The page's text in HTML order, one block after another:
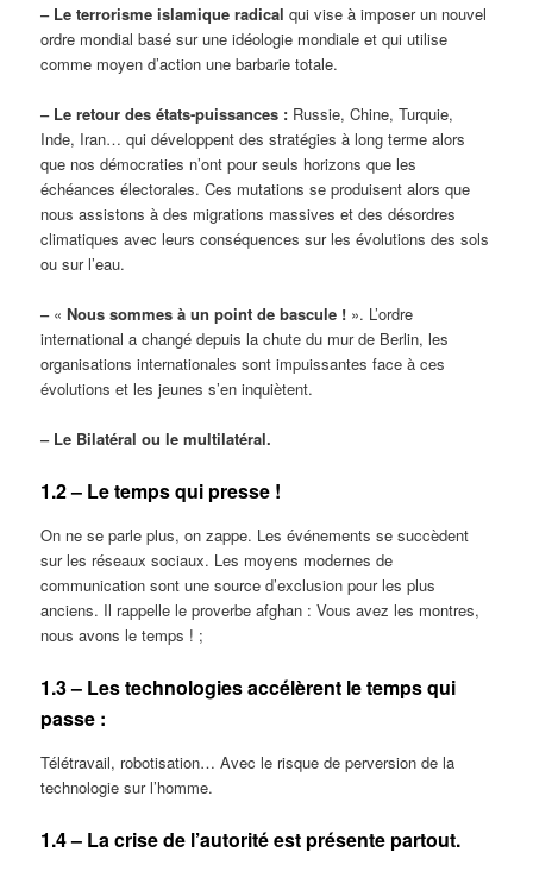
‒ Le terrorisme islamique radical qui vise à imposer un nouvel
ordre mondial basé sur une idéologie mondiale et qui utilise
comme moyen d’action une barbarie totale.
‒ Le retour des états-puissances : Russie, Chine, Turquie,
Inde, Iran… qui développent des stratégies à long terme alors
que nos démocraties n’ont pour seuls horizons que les
échéances électorales. Ces mutations se produisent alors que
nous assistons à des migrations massives et des désordres
climatiques avec leurs conséquences sur les évolutions des sols
ou sur l’eau.
‒ «Nous sommes à un point de bascule ! ». L’ordre
international a changé depuis la chute du mur de Berlin, les
organisations internationales sont impuissantes face à ces
évolutions et les jeunes s’en inquiètent.
‒ Le Bilatéral ou le multilatéral.
1.2 – Le temps qui presse !
On ne se parle plus, on zappe. Les événements se succèdent
sur les réseaux sociaux. Les moyens modernes de
communication sont une source d’exclusion pour les plus
anciens. Il rappelle le proverbe afghan : Vous avez les montres,
nous avons le temps ! ;
1.3 – Les technologies accélèrent le temps qui
passe :
Télétravail, robotisation… Avec le risque de perversion de la
technologie sur l’homme.
1.4 – La crise de l’autorité est présente partout.